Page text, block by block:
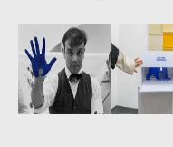
creatieve
gebruik van goud
absolute;
praktijk die de
sculptuur,